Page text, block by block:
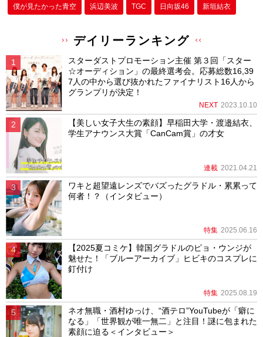
僕が⾒たかった⻘空 浜辺美波 TGC 日向坂46 新垣結衣
デイリーランキング
スターダストプロモーション主催 第３回「スター
☆オーディション」の最終選考会。応募総数16,39
7人の中から選び抜かれたファイナリスト16人から
グランプリが決定！
NEXT 2023.10.10
【美しい女子大生の素顔】早稲田大学・渡邉結衣、
学生アナウンス大賞「CanCam賞」の才女
連載 2021.04.21
ワキと超望遠レンズでバズったグラドル・累累って
何者！？（インタビュー）
特集 2025.06.16
【2025夏コミケ】韓国グラドルのピョ・ウンジが
魅せた！「ブルーアーカイブ」ヒビキのコスプレに
釘付け
特集 2025.08.19
ネオ無職・酒村ゆっけ、“酒テロ”YouTubeが「癖に
なる」「世界観が唯一無二」と注目！謎に包まれた
素顔に迫る＜インタビュー＞